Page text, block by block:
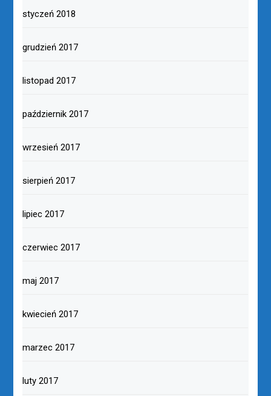
styczeń 2018
grudzień 2017
listopad 2017
październik 2017
wrzesień 2017
sierpień 2017
lipiec 2017
czerwiec 2017
maj 2017
kwiecień 2017
marzec 2017
luty 2017